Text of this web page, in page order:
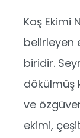
Kaş Ekimi
belirleyen
biridir.
dökülmüş
ve
ekimi,